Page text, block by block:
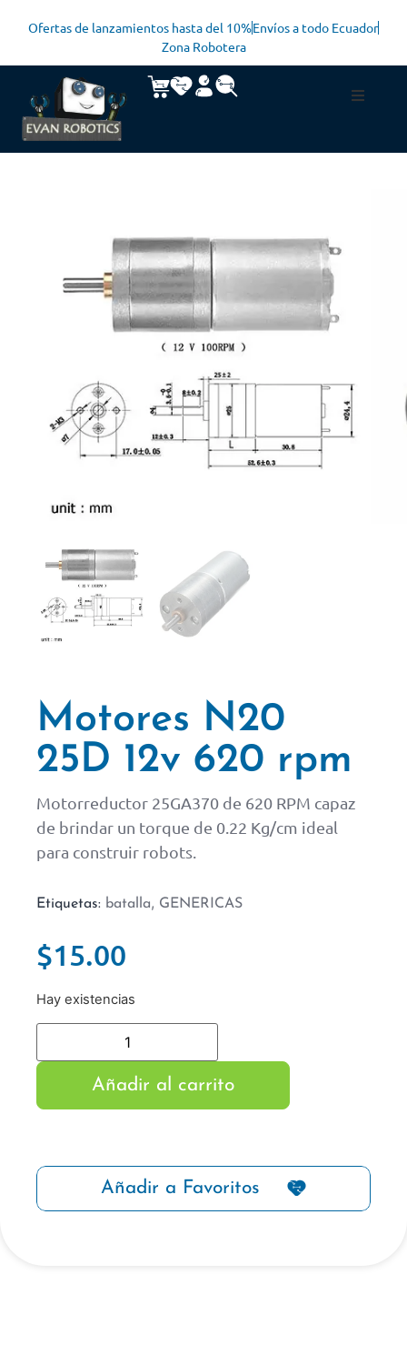
Ofertas de lanzamientos hasta del 10%Envíos a todo Ecuador
Zona Robotera
Motores N20
25D 12v 620 rpm
Motorreductor 25GA370 de 620 RPM capaz
de brindar un torque de 0.22 Kg/cm ideal
para construir robots.
Etiquetas: batalla, GENERICAS
$15.00
Hay existencias
Añadir al carrito
Añadir a Favoritos